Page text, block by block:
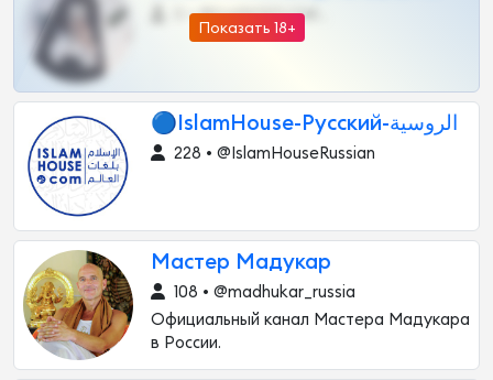
Показать 18+
0 •
🔵IslamHouse-Русский-الروسية
228 • @IslamHouseRussian
Мастер Мадукар
108 • @madhukar_russia
Официальный канал Мастера Мадукара
в России.